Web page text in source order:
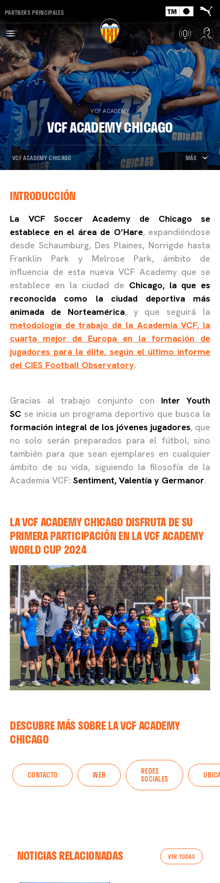
PARTNERS PRINCIPALES
VCF ACADEMY
VCF ACADEMY CHICAGO
VCF ACADEMY CHICAGO MÁS
INTRODUCCIÓN
La VCF Soccer Academy de Chicago se
establece en el área de O’Hare, expandiéndose
desde Schaumburg, Des Plaines, Norrigde hasta
Franklin Park y Melrose Park, ámbito de
influencia de esta nueva VCF Academy que se
establece en la ciudad de Chicago, la que es
reconocida como la ciudad deportiva más
animada de Norteamérica, y que seguirá la
metodología de trabajo de la Academia VCF, la
cuarta mejor de Europa en la formación de
jugadores para la élite, según el último informe
del CIES Football Observatory.
Gracias al trabajo conjunto con
Inter Youth
SC se inicia un programa deportivo que busca la
formación integral de los jóvenes jugadores, que
no solo serán preparados para el fútbol, sino
también para que sean ejemplares en cualquier
ámbito de su vida, siguiendo la filosofía de la
Academia VCF: Sentiment, Valentía y Germanor.
LA VCF ACADEMY CHICAGO DISFRUTA DE SU
PRIMERA PARTICIPACIÓN EN LA VCF ACADEMY
WORLD CUP 2024
DESCUBRE MÁS SOBRE LA VCF ACADEMY
CHICAGO
CONTACTO WEB REDES
SOCIALES
NOTICIAS RELACIONADAS VER TODAS